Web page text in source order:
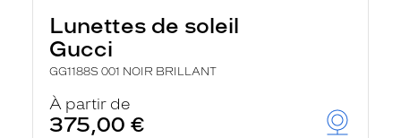
Lunettes de soleil
Gucci
GG1188S 001 NOIR BRILLANT
À partir de
375,00 €